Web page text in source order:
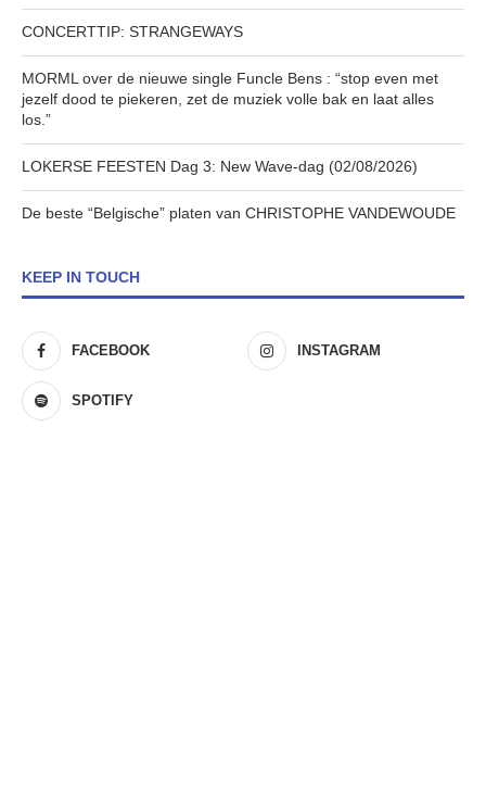
CONCERTTIP: STRANGEWAYS
MORML over de nieuwe single Funcle Bens : “stop even met
jezelf dood te piekeren, zet de muziek volle bak en laat alles
los.”
LOKERSE FEESTEN Dag 3: New Wave-dag (02/08/2026)
De beste “Belgische” platen van CHRISTOPHE VANDEWOUDE
KEEP IN TOUCH
FACEBOOK INSTAGRAM
SPOTIFY